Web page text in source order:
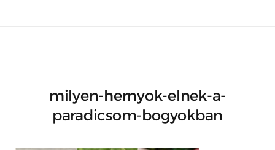
milyen-hernyok-elnek-a-
paradicsom-bogyokban